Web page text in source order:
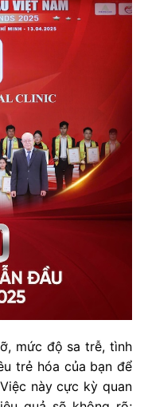
mức độ sa trễ, tình
trẻ hóa của bạn để
này cực kỳ quan